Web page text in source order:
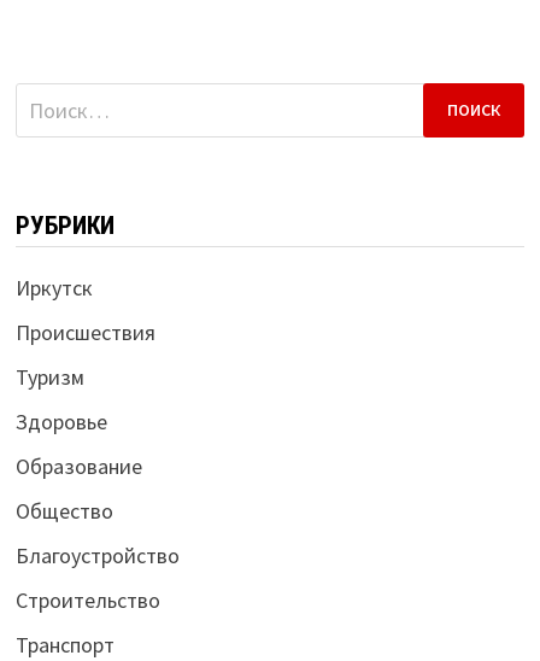
Найти:
РУБРИКИ
Иркутск
Происшествия
Туризм
Здоровье
Образование
Общество
Благоустройство
Строительство
Транспорт